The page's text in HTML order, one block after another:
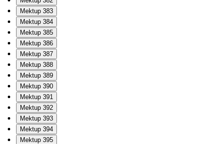
Mektup 383
Mektup 384
Mektup 385
Mektup 386
Mektup 387
Mektup 388
Mektup 389
Mektup 390
Mektup 391
Mektup 392
Mektup 393
Mektup 394
Mektup 395